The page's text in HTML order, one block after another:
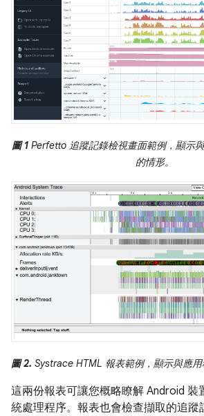
圖 1 Perfetto 追蹤記錄檢視畫面範例，顯示
的情形。
圖 2. Systrace HTML 報表範例，顯示與應用
這兩份報表可讓您概略瞭解 Android 裝
統處理程序。報表也會檢查擷取的追蹤